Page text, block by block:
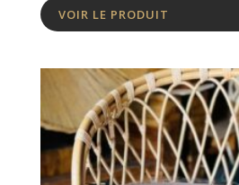
VOIR LE PRODUIT